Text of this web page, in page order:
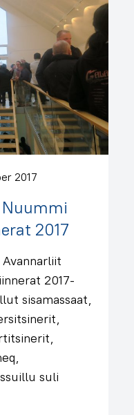
2017
2017
2017-
sisamassaat,
suli